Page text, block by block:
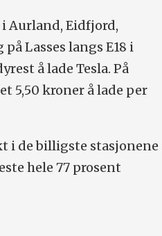
i Aurland, Eidfjord,
Lasses langs E18 i
å lade Tesla. På
5,50 kroner å lade per
i de billigste stasjonene
hele 77 prosent